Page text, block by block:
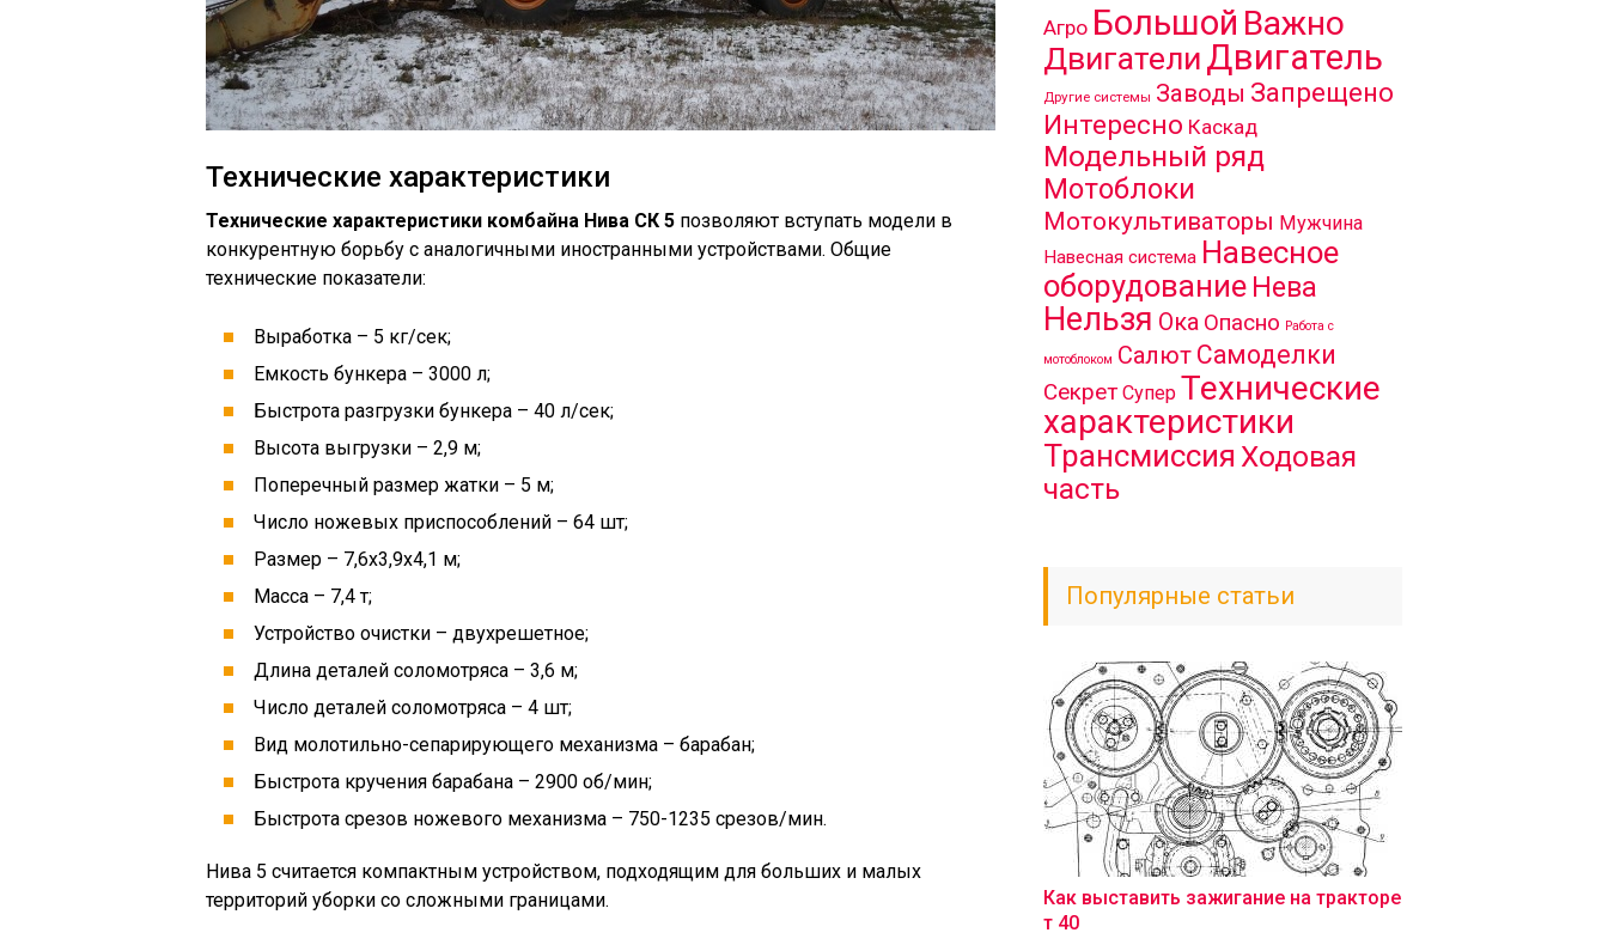
Технические характеристики
Технические характеристики комбайна Нива СК 5 позволяют вступать модели в
конкурентную борьбу с аналогичными иностранными устройствами. Общие
технические показатели:
Выработка – 5 кг/сек;
Емкость бункера – 3000 л;
Быстрота разгрузки бункера – 40 л/сек;
Высота выгрузки – 2,9 м;
Поперечный размер жатки – 5 м;
Число ножевых приспособлений – 64 шт;
Размер – 7,6х3,9х4,1 м;
Масса – 7,4 т;
Устройство очистки – двухрешетное;
Длина деталей соломотряса – 3,6 м;
Число деталей соломотряса – 4 шт;
Вид молотильно-сепарирующего механизма – барабан;
Быстрота кручения барабана – 2900 об/мин;
Быстрота срезов ножевого механизма – 750-1235 срезов/мин.
Нива 5 считается компактным устройством, подходящим для больших и малых
территорий уборки со сложными границами.
Агро Большой Важно
ДвигателиДвигатель
Другие системы Заводы Запрещено
Интересно Каскад
Модельный ряд
Мотоблоки
Мотокультиваторы Мужчина
Навесная система Навесное
оборудование Нева
Нельзя Ока Опасно Работа с
мотоблоком Салют Самоделки
Секрет Супер Технические
характеристики
Трансмиссия Ходовая
часть
Популярные статьи
Как выставить зажигание на тракторе
т 40